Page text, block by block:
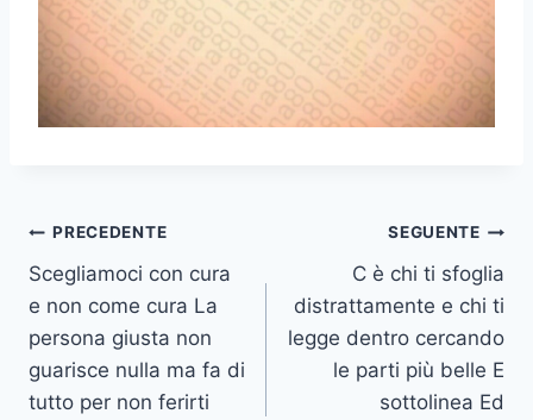
Navigazione
articoli
PRECEDENTE
Scegliamoci con cura
e non come cura La
persona giusta non
guarisce nulla ma fa di
tutto per non ferirti
SEGUENTE
C è chi ti sfoglia
distrattamente e chi ti
legge dentro cercando
le parti più belle E
sottolinea Ed